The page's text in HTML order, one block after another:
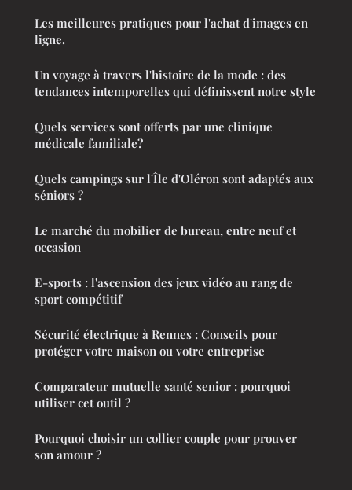
Les meilleures pratiques pour l'achat d'images en
ligne.
Un voyage à travers l'histoire de la mode : des
tendances intemporelles qui définissent notre style
Quels services sont offerts par une clinique
médicale familiale?
Quels campings sur l'Île d'Oléron sont adaptés aux
séniors ?
Le marché du mobilier de bureau, entre neuf et
occasion
E-sports : l'ascension des jeux vidéo au rang de
sport compétitif
Sécurité électrique à Rennes : Conseils pour
protéger votre maison ou votre entreprise
Comparateur mutuelle santé senior : pourquoi
utiliser cet outil ?
Pourquoi choisir un collier couple pour prouver
son amour ?